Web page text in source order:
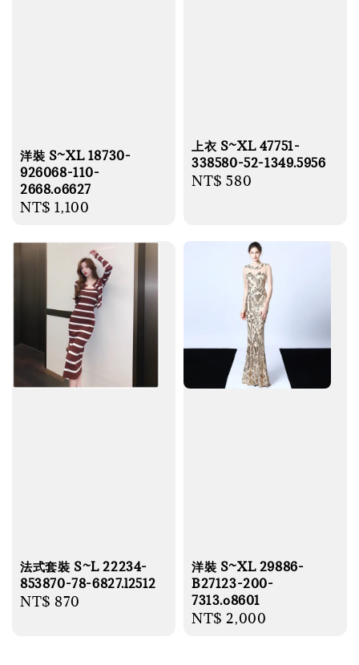
洋裝 S~XL 18730-
926068-110-
2668.o6627
Regular
NT$ 1,100
上衣 S~XL 47751-
338580-52-1349.5956
Regular
NT$ 580
法式套裝 S~L 22234-
853870-78-6827.l2512
Regular
NT$ 870
洋裝 S~XL 29886-
B27123-200-
7313.o8601
Regular
NT$ 2,000